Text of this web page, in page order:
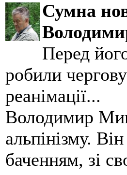
Сумна
Перед
робили
реанімації...
Володимир
альпінізму.
баченням, зі